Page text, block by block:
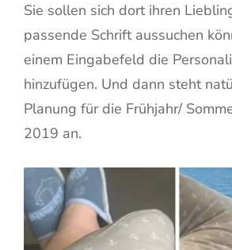
Sie sollen sich dort ihren
passende Schrift aussuchen
einem Eingabefeld die
hinzufügen. Und dann steht
Planung für die Frühjahr/
2019 an.